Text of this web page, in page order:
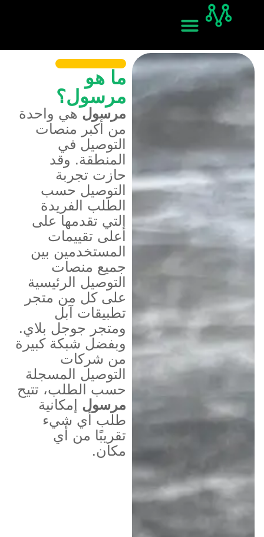
ما هو
مرسول؟
مرسول هي واحدة
من أكبر منصات
التوصيل في
المنطقة. وقد
حازت تجربة
التوصيل حسب
الطلب الفريدة
التي تقدمها على
أعلى تقييمات
المستخدمين بين
جميع منصات
التوصيل الرئيسية
على كل من متجر
تطبيقات آبل
ومتجر جوجل بلاي.
وبفضل شبكة كبيرة
من شركات
التوصيل المسجلة
حسب الطلب، تتيح
مرسول إمكانية
طلب أي شيء
تقريبًا من أي
مكان.